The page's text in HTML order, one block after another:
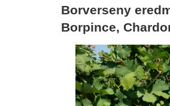
Borverseny
Borpince,